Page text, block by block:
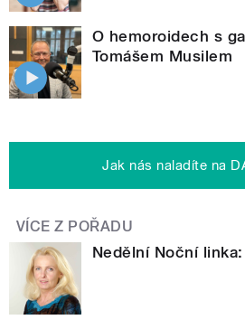
O hemoroidech s
Tomášem Musilem
Jak nás naladíte na
VÍCE Z POŘADU
Nedělní Noční